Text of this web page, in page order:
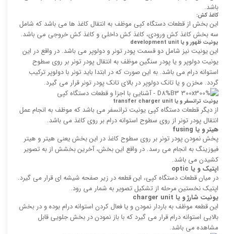
باشد.
کاغذ کش:
این بخش از قطعات دستگاه کپی موظف به انتقال کاغذ ها می باشد که شامل
سه بخش کاغذ کش ورودی، کاغذ کش داخلی و کاغذ کش خروجی می باشد.
یونیت ظهور و یا development unit
این یونیت نیز شامل دو قسمت پودر تونر و دولوپر می باشد. در واقع در این
یونیت دولوپر و یا پودر سنگین موظف به انتقال پودر تونر بر روی سطوح
استوانه درام می باشد. به این صورت که در ابتدا باید تونر با دولوپر ترکیب
گردد. مخزن و یا تانک دولوپر در بالای تانک پودر تونر قرار می گیرد.
یونیت ترانسفر و یا transfer charger unit
از دیگر قطعات دستگاه کپی یونیت ترانسفر می باشد که موظف به انجام عمل
انتقال پودر تونر از روی سطوح استوانه درام بر روی کاغذ می باشد.
هیتر و یا fusing
پخش نمودن پودر تونر بر روی سطوح کاغذ در این بخش یعنی هیتر و هیتر
فیوزینگ به انجام می رسد. در واقع این بخش، آخرین بخشش از به تصویر
کشیدن می باشد.
اپتیک و یا optic
در میان قطعات دستگاه کپی، این قطعه در زیر صفحه شیشه ای قرار می گیرد.
اپتیک نخستین مرحله از تشکیل تصویر به شمار می رود.
یونیت شارژ و یا charger unit
این قطعه موظف به باردار نمودن و یا فعال کردن استوانه درام بوده و در بخش
بالایی استوانه درام قرار می گیرد که با باز نمودن در بخش جلویی قابل
مشاهده می باشد.